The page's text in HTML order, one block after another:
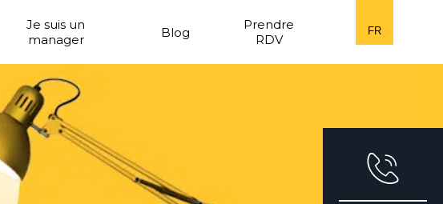
Je suis un
manager
Blog
Prendre
RDV
FR